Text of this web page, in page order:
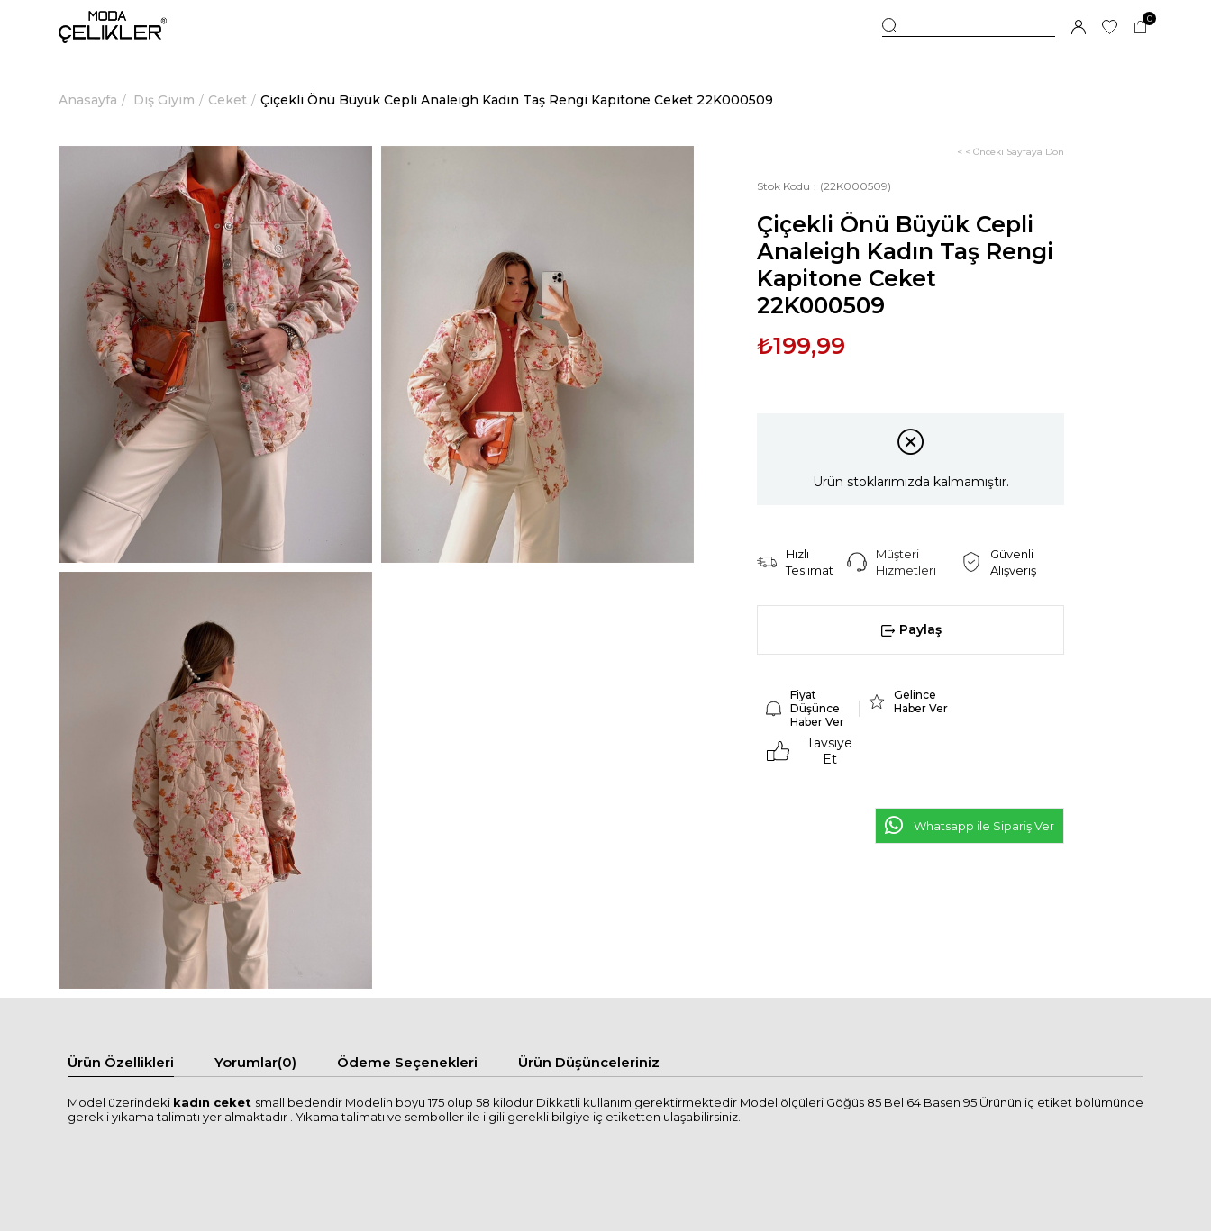
0
Anasayfa Dış Giyim Ceket Çiçekli Önü Büyük Cepli Analeigh Kadın Taş Rengi Kapitone Ceket 22K000509
< < Önceki Sayfaya Dön
Stok Kodu (22K000509)
Çiçekli Önü Büyük Cepli
Analeigh Kadın Taş Rengi
Kapitone Ceket
22K000509
₺199,99
Ürün stoklarımızda kalmamıştır.
Hızlı
Teslimat
Müşteri
Hizmetleri
Güvenli
Alışveriş
Paylaş
Fiyat
Düşünce
Haber Ver
Gelince
Haber Ver
Tavsiye
Et
Whatsapp ile Sipariş Ver
Ürün Özellikleri Yorumlar(0) Ödeme Seçenekleri Ürün Düşünceleriniz
Model üzerindeki kadın ceket small bedendir Modelin boyu 175 olup 58 kilodur Dikkatli kullanım gerektirmektedir Model ölçüleri Göğüs 85 Bel 64 Basen 95 Ürünün iç etiket bölümünde
gerekli yıkama talimatı yer almaktadır . Yıkama talimatı ve semboller ile ilgili gerekli bilgiye iç etiketten ulaşabilirsiniz.